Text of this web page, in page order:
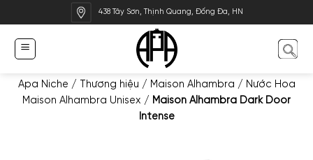
qua
dung
438 Tây Sơn, Thịnh Quang, Đống Đa, HN
Apa Niche / Thương hiệu / Maison Alhambra / Nước Hoa
Maison Alhambra Unisex / Maison Alhambra Dark Door
Intense